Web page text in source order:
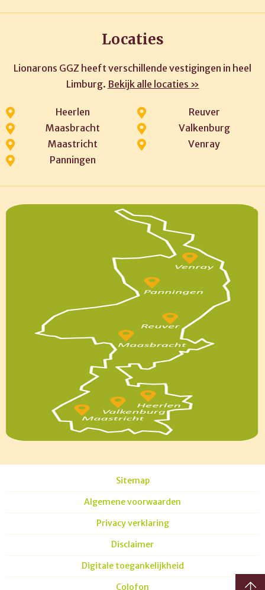
Locaties
Lionarons GGZ heeft verschillende vestigingen in heel
Limburg. Bekijk alle locaties »
Heerlen
Maasbracht
Maastricht
Panningen
Reuver
Valkenburg
Venray
Sitemap
Algemene voorwaarden
Privacy verklaring
Disclaimer
Digitale toegankelijkheid
Colofon